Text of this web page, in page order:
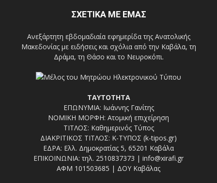
ΣΧΕΤΙΚΑ ΜΕ ΕΜΑΣ
Ανεξάρτητη εβδομαδιαία εφημερίδα της Ανατολικής
Μακεδονίας με ειδήσεις και σχόλια από την Καβάλα, τη
Δράμα, τη Θάσο και το Νευροκόπι.
ΤΑΥΤΟΤΗΤΑ
ΕΠΩΝΥΜΙΑ: Ιωάννης Γανίτης
ΝΟΜΙΚΗ ΜΟΡΦΗ: Ατομική επιχείρηση
ΤΙΤΛΟΣ: Καθημερινός Τύπος
ΔΙΑΚΡΙΤΙΚΟΣ ΤΙΤΛΟΣ: Κ-ΤΥΠΟΣ (k-tipos.gr)
ΕΔΡΑ: Ελλ. Δημοκρατίας 5, 65201 Καβάλα
ΕΠΙΚΟΙΝΩΝΙΑ: τηλ. 2510837373 | info@xirafi.gr
ΑΦΜ 101503685 | ΔΟΥ Καβάλας